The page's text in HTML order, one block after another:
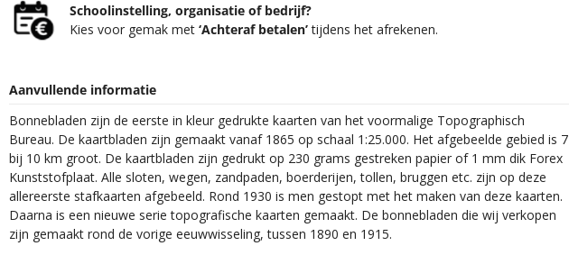
Schoolinstelling, organisatie of bedrijf?
Kies voor gemak met‘Achteraf betalen’tijdens het afrekenen.
Aanvullende informatie
Bonnebladen zijn de eerste in kleur gedrukte kaarten van het voormalige Topographisch
Bureau. De kaartbladen zijn gemaakt vanaf 1865 op schaal 1:25.000. Het afgebeelde gebied is 7
bij 10 km groot. De kaartbladen zijn gedrukt op 230 grams gestreken papier of 1 mm dik Forex
Kunststofplaat. Alle sloten, wegen, zandpaden, boerderijen, tollen, bruggen etc. zijn op deze
allereerste stafkaarten afgebeeld. Rond 1930 is men gestopt met het maken van deze kaarten.
Daarna is een nieuwe serie topografische kaarten gemaakt. De bonnebladen die wij verkopen
zijn gemaakt rond de vorige eeuwwisseling, tussen 1890 en 1915.